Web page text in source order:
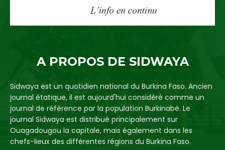
A PROPOS DE SIDWAYA
Sidwaya est un quotidien national du Burkina Faso. Ancien
journal étatique, il est aujourd'hui considéré comme un
journal de référence par la population Burkinabè. Le
journal Sidwaya est distribué principalement sur
Ouagadougou la capitale, mais également dans les
chefs-lieux des différentes régions du Burkina Faso.